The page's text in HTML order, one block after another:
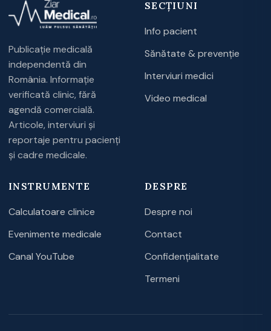
Publicație medicală
independentă din
România. Informație
verificată clinic, fără
agendă comercială.
Articole, interviuri și
reportaje pentru pacienți
și cadre medicale.
SECȚIUNI
Info pacient
Sănătate & prevenție
Interviuri medici
Video medical
INSTRUMENTE
Calculatoare clinice
Evenimente medicale
Canal YouTube
DESPRE
Despre noi
Contact
Confidențialitate
Termeni